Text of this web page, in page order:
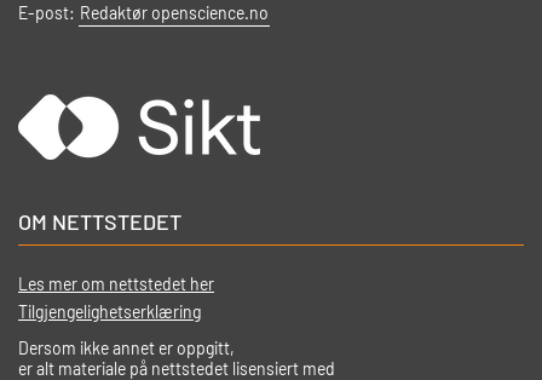
E-post: Redaktør openscience.no
OM NETTSTEDET
Les mer om nettstedet her
Tilgjengelighetserklæring
Dersom ikke annet er oppgitt,
er alt materiale på nettstedet lisensiert med